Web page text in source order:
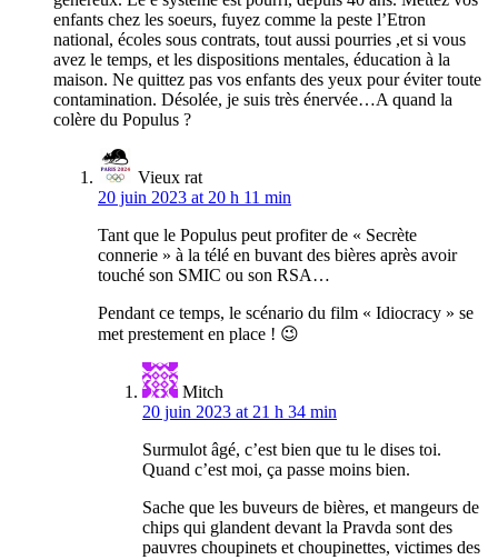
enfants chez les soeurs, fuyez comme la peste l’Etron
national, écoles sous contrats, tout aussi pourries ,et si vous
avez le temps, et les dispositions mentales, éducation à la
maison. Ne quittez pas vos enfants des yeux pour éviter toute
contamination. Désolée, je suis très énervée…A quand la
colère du Populus ?
Vieux rat
20 juin 2023 at 20 h 11 min
Tant que le Populus peut profiter de « Secrète
connerie » à la télé en buvant des bières après avoir
touché son SMIC ou son RSA…
Pendant ce temps, le scénario du film « Idiocracy » se
met prestement en place ! 😉
Mitch
20 juin 2023 at 21 h 34 min
Surmulot âgé, c’est bien que tu le dises toi.
Quand c’est moi, ça passe moins bien.
Sache que les buveurs de bières, et mangeurs de
chips qui glandent devant la Pravda sont des
pauvres choupinets et choupinettes, victimes des